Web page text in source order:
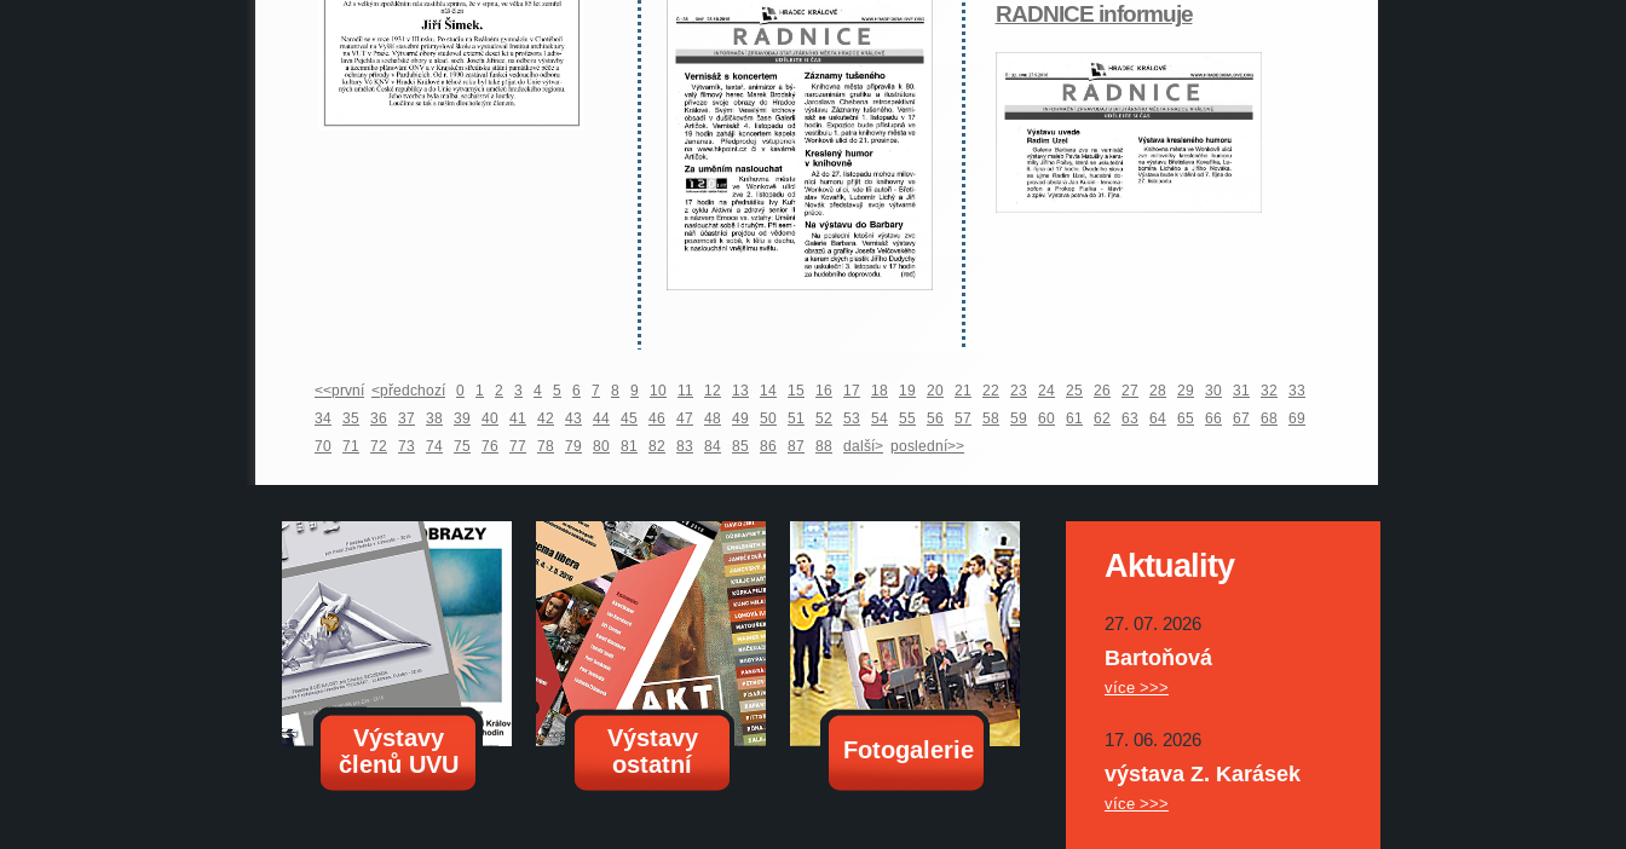
RADNICE informuje
<<první <předchozí 0 1 2 3 4 5 6 7 8 9 10 11 12 13 14 15 16 17 18 19 20 21 22 23 24 25 26 27 28 29 30 31 32
33
34
35 36 37 38 39 40 41 42 43 44 45 46 47 48 49 50 51 52 53 54 55 56 57 58 59 60 61 62 63 64 65 66 67 68
69
70
71 72 73 74 75 76 77 78 79 80 81 82 83 84 85 86 87 88 další> poslední>>
Výstavy
členů UVU
Výstavy
ostatní
Fotogalerie
Aktuality
27. 07. 2026
Bartoňová
více >>>
17. 06. 2026
výstava Z. Karásek
více >>>